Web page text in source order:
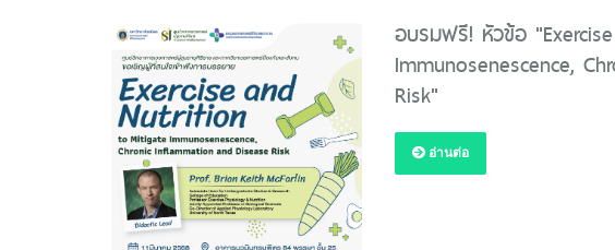
อบรมฟรี! หัวข้อ
Immunosenescence,
Risk"
อ่านต่อ